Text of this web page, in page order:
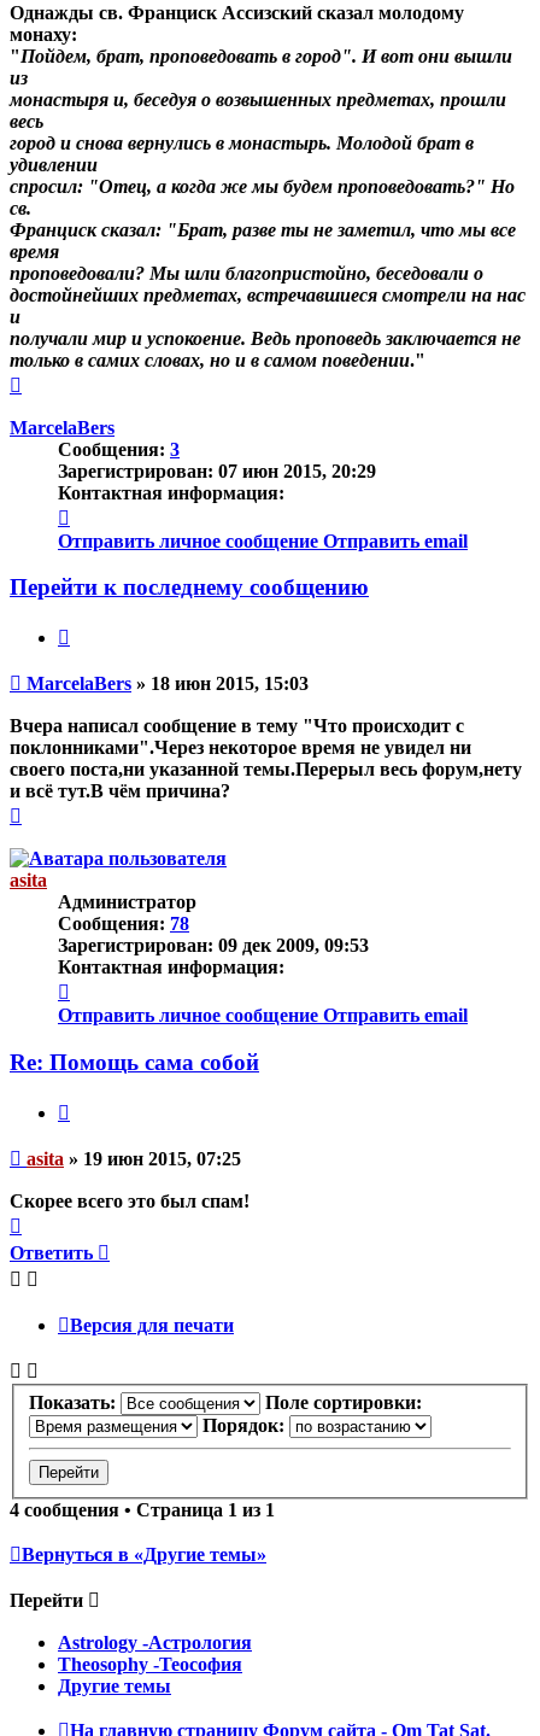
Однажды св. Франциск Ассизский сказал молодому
монаху:
"Пойдем, брат, проповедовать в город". И вот они вышли
из
монастыря и, беседуя о возвышенных предметах, прошли
весь
город и снова вернулись в монастырь. Молодой брат в
удивлении
спросил: "Отец, а когда же мы будем проповедовать?" Но
св.
Франциск сказал: "Брат, разве ты не заметил, что мы все
время
проповедовали? Мы шли благопристойно, беседовали о
достойнейших предметах, встречавшиеся смотрели на нас
и
получали мир и успокоение. Ведь проповедь заключается не
только в самих словах, но и в самом поведении."
началу
MarcelaBers
Сообщения: 3
Зарегистрирован: 07 июн 2015, 20:29
Контактная информация:
информация
пользователя
MarcelaBers
Отправить личное сообщение Отправить email
Перейти к последнему сообщению
Непрочитанное
MarcelaBers » 18 июн 2015, 15:03
Вчера написал сообщение в тему "Что происходит с
поклонниками".Через некоторое время не увидел ни
своего поста,ни указанной темы.Перерыл весь форум,нету
и всё тут.В чём причина?
началу
asita
Администратор
Сообщения: 78
Зарегистрирован: 09 дек 2009, 09:53
Контактная информация:
информация
пользователя
Отправить личное сообщение Отправить email
Re: Помощь сама собой
Непрочитанное
asita » 19 июн 2015, 07:25
Скорее всего это был спам!
к
началу
Ответить
Версия для печати
Показать:
Поле сортировки:
Порядок:
4 сообщения • Страница 1 из 1
Вернуться в «Другие темы»
Перейти
Astrology -Астрология
Theosophy -Теософия
Другие темы
На главную страницу Форум сайта - Om Tat Sat.